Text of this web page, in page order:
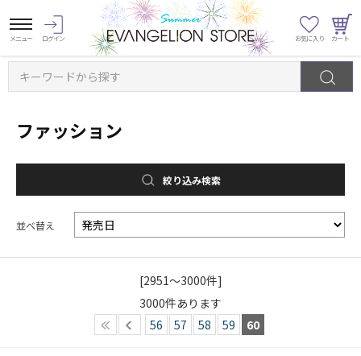
キーワードから探す
ファッション
絞り込み検索
並べ替え
[2951～3000件]
3000件あります
56
57 58 59 60